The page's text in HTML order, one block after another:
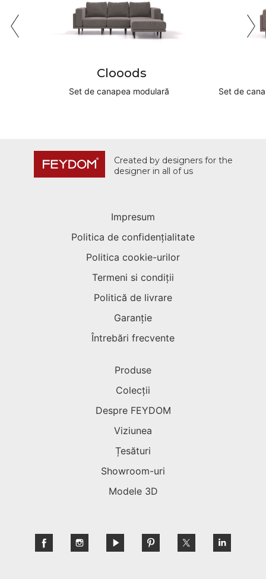
Clooods
Set de canapea modulară Set de
Created by designers for the
designer in all of us
Impresum
Politica de confidențialitate
Politica cookie-urilor
Termeni si condiții
Politică de livrare
Garanție
Întrebări frecvente
Produse
Colecții
Despre FEYDOM
Viziunea
Țesături
Showroom-uri
Modele 3D